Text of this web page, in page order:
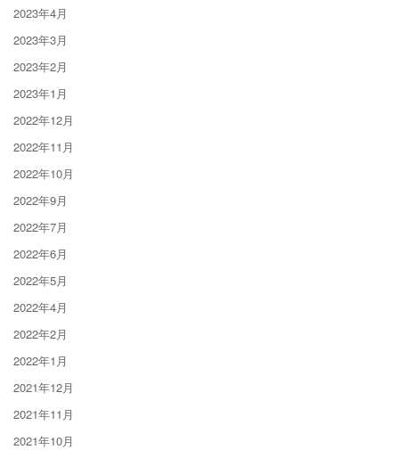
2023年4月
2023年3月
2023年2月
2023年1月
2022年12月
2022年11月
2022年10月
2022年9月
2022年7月
2022年6月
2022年5月
2022年4月
2022年2月
2022年1月
2021年12月
2021年11月
2021年10月